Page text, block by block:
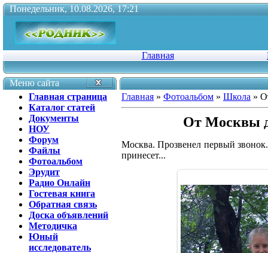
Понедельник, 10.08.2026, 17:21
Главная
Меню сайта
Главная страница
Каталог статей
Документы
НОУ
Форум
Файлы
Фотоальбом
Эрудит
Радио Онлайн
Гостевая книга
Обратная связь
Доска объявлений
Методичка
Юный
исследователь
Главная » Фотоальбом » Школа »
От Москвы
Москва. Прозвенел первый
принесет...